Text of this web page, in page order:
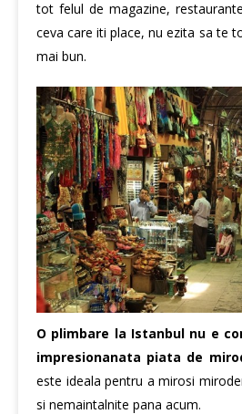
tot felul de magazine,
ceva care iti place, nu ezita sa te
mai bun.
O plimbare la Istanbul nu e
impresionanata piata de
este ideala pentru a mirosi
si nemaintalnite pana acum.